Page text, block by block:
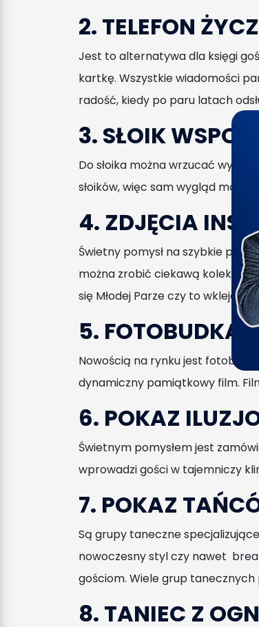
2. TELEFON
Jest to alternatywa dla księgi
kartkę. Wszystkie wiadomości
radość, kiedy po paru latach
3. SŁOIK
Do słoika można wrzucać
słoików, więc sam wygląd
4. ZDJĘCIA
Świetny pomysł na szybkie
można zrobić ciekawą kolekcję
się Młodej Parze czy to
5. FOTOBUDKA
Nowością na rynku jest
dynamiczny pamiątkowy film.
6. POKAZ
Świetnym pomysłem jest
wprowadzi gości w tajemniczy
7. POKAZ
Są grupy taneczne
nowoczesny styl czy nawet
gościom. Wiele grup
8. TANIEC Z